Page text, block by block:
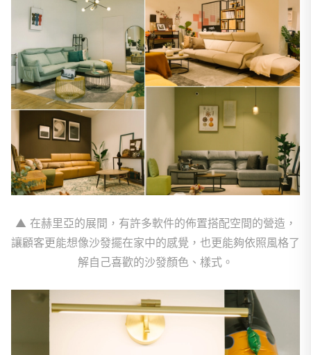
▲ 在赫里亞的展間，有許多軟件的佈置搭配空間的營造，
讓顧客更能想像沙發擺在家中的感覺，也更能夠依照風格了
解自己喜歡的沙發顏色、樣式。